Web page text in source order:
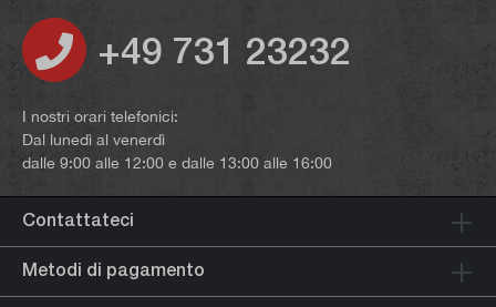
+49 731 23232
I nostri orari telefonici:
Dal lunedì al venerdì
dalle 9:00 alle 12:00 e dalle 13:00 alle 16:00
Contattateci
Metodi di pagamento